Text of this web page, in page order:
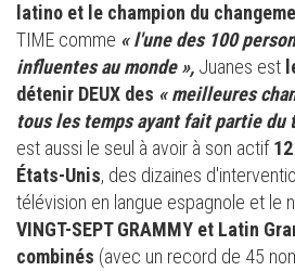
latino et le champion du
TIME comme « l'une des 100
influentes au monde », Juanes est
détenir DEUX des «meilleures
tous les temps ayant fait partie du
est aussi le seul à avoir à son actif
États-Unis, des dizaines
télévision en langue espagnole et le
VINGT-SEPT GRAMMY et Latin
combinés (avec un record de 45